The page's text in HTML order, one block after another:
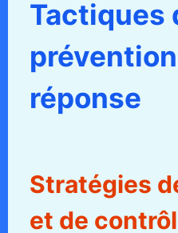
Tactiques
réponse
Stratégies
et de